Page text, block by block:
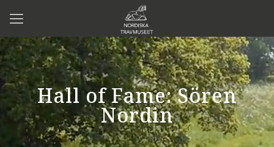
Hall of Fame: Sören
Nordin